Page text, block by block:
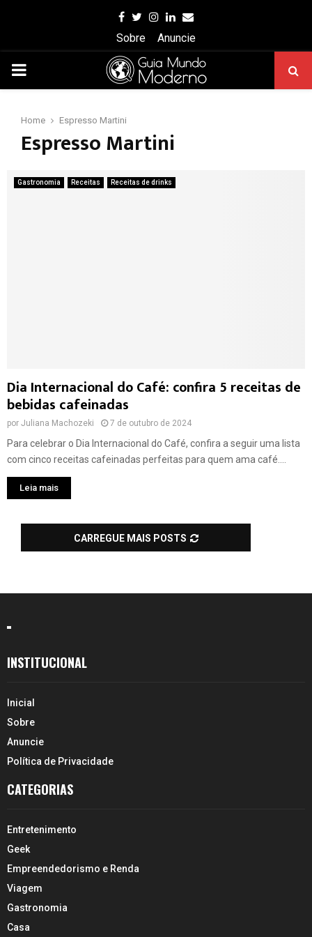
Facebook
Twitter
Instagram
Linkedin
Email
Sobre
Anuncie
PRIMARY
Home Espresso Martini
Espresso Martini
Gastronomia Receitas Receitas de drinks
Dia Internacional do Café: confira 5 receitas de
bebidas cafeinadas
por Juliana Machozeki 7 de outubro de 2024
Para celebrar o Dia Internacional do Café, confira a seguir uma lista
com cinco receitas cafeinadas perfeitas para quem ama café....
Leia mais
CARREGUE MAIS POSTS
INSTITUCIONAL
Inicial
Sobre
Anuncie
Política de Privacidade
CATEGORIAS
Entretenimento
Geek
Empreendedorismo e Renda
Viagem
Gastronomia
Casa